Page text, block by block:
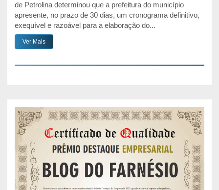
de Petrolina determinou que a prefeitura do município
apresente, no prazo de 30 dias, um cronograma definitivo,
exequível e razoável para a elaboração do...
Ver Mais